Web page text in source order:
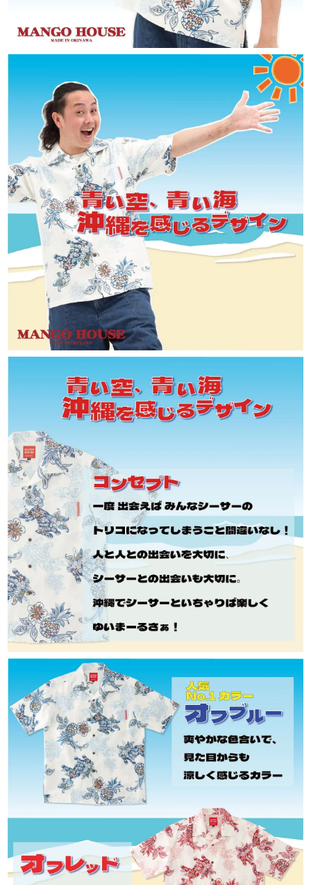
未使用・タグ付きで、再販可能な状態の商品
であれば、お客様都合の場合でも交換対応を
承っております。
交換にかかる往復送料につきましては、お客
様ご負担にてお願いしております。
送料はどのくらいかかりますか？
ネコポスをご利用の場合は全国一律385円
（税込）です。
宅配便は838円（税込）、沖縄県内は471円
（税込）となります。
また、16,500円（税込）以上のお買い上げで
送料無料です。
急いでいます。いつ発送されますか？
平日・土日祝ともに午前10時までのご注文で、
当日発送しております。
お届けの目安は、本州・九州・四国は発送日の
翌日、北海道は3日後、沖縄県内は翌日です。
※確約ではありません。一部地域や天候・交通
状況により、お届けが遅れる場合がございます。